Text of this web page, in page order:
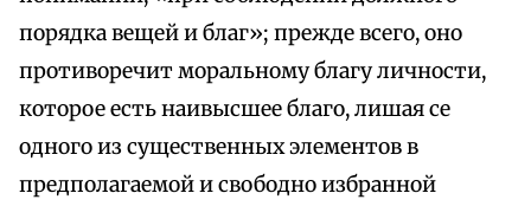
порядка вещей и благ»; прежде всего, оно
противоречит моральному благу личности,
которое есть наивысшее благо, лишая се
одного из существенных элементов в
предполагаемой и свободно избранной